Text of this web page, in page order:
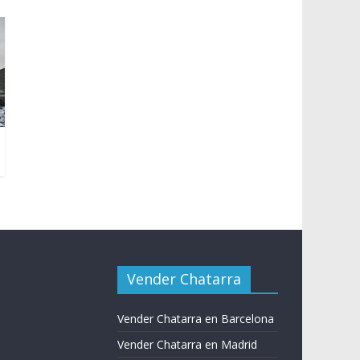
Vender Chatarra
Vender Chatarra en Barcelona
Vender Chatarra en Madrid